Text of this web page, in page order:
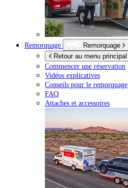
Remorquage
Remorquage
Retour au menu principal
Commencer une réservation
Vidéos explicatives
Conseils pour le remorquage
FAQ
Attaches et accessoires